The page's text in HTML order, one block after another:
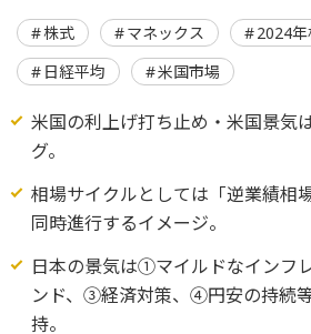
株式 マネックス
2024
日経平均
米国市場
米国の利上げ打ち止め・米国景気
グ。
相場サイクルとしては「逆業績相
同時進行するイメージ。
日本の景気は①マイルドなインフ
ンド、③経済対策、④円安の持続
持。